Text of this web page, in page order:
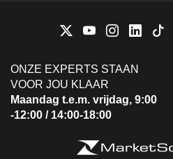
ONZE EXPERTS STAAN
VOOR JOU KLAAR
Maandag t.e.m. vrijdag, 9:00
-12:00 / 14:00-18:00